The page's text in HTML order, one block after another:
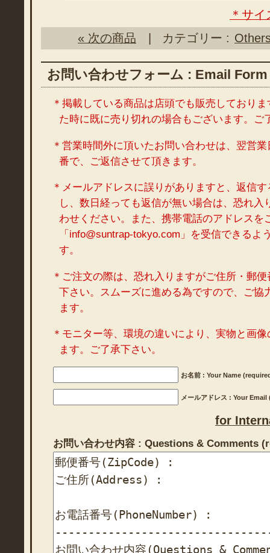
＊サ
« 次の商品
| カテゴリー :
お問い合わせフォーム : Email Form
＊掲載している商品は店頭でも販売しており
た時に既に売り切れの場合もございます。ご
＊営業時間外に頂いたお問い合わせは、翌営
番で、ご返信させて頂きます。
＊メールアドレスに誤りがありますと、返信
し、数日経っても返信が無い場合は、恐れ入
わせください。また、携帯電話のアドレスを
「info@suntrap-tokyo.com」を受信できるよ
す。
＊ご注文の際は、恐れ入りますがご住所・郵
下さい。スムーズに進める為ですので、ご協
ます。
＊モニター等、環境の違いにより、実物と画
ます。ご了承下さい。
お名前 : Your Name
メールアドレス : Your
for
お問い合わせ内容 : Questions & Comments